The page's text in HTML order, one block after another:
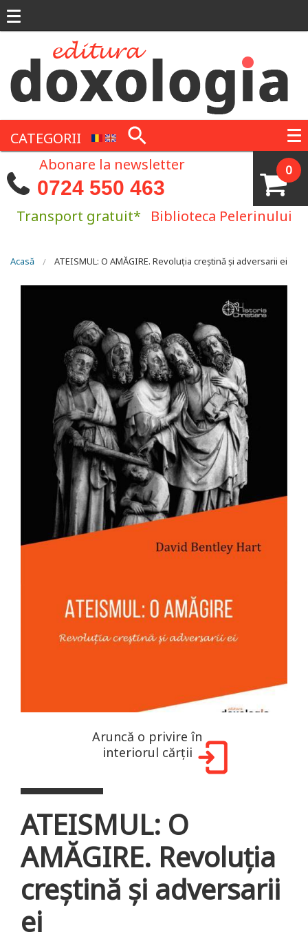
CATEGORII
0
Abonare la newsletter
0724 550 463
Transport gratuit* Biblioteca Pelerinului
Eşti aici
Acasă ATEISMUL: O AMĂGIRE. Revoluția creștină și adversarii ei
Aruncă o privire în
interiorul cărții
ATEISMUL: O
AMĂGIRE. Revoluția
creștină și adversarii
ei